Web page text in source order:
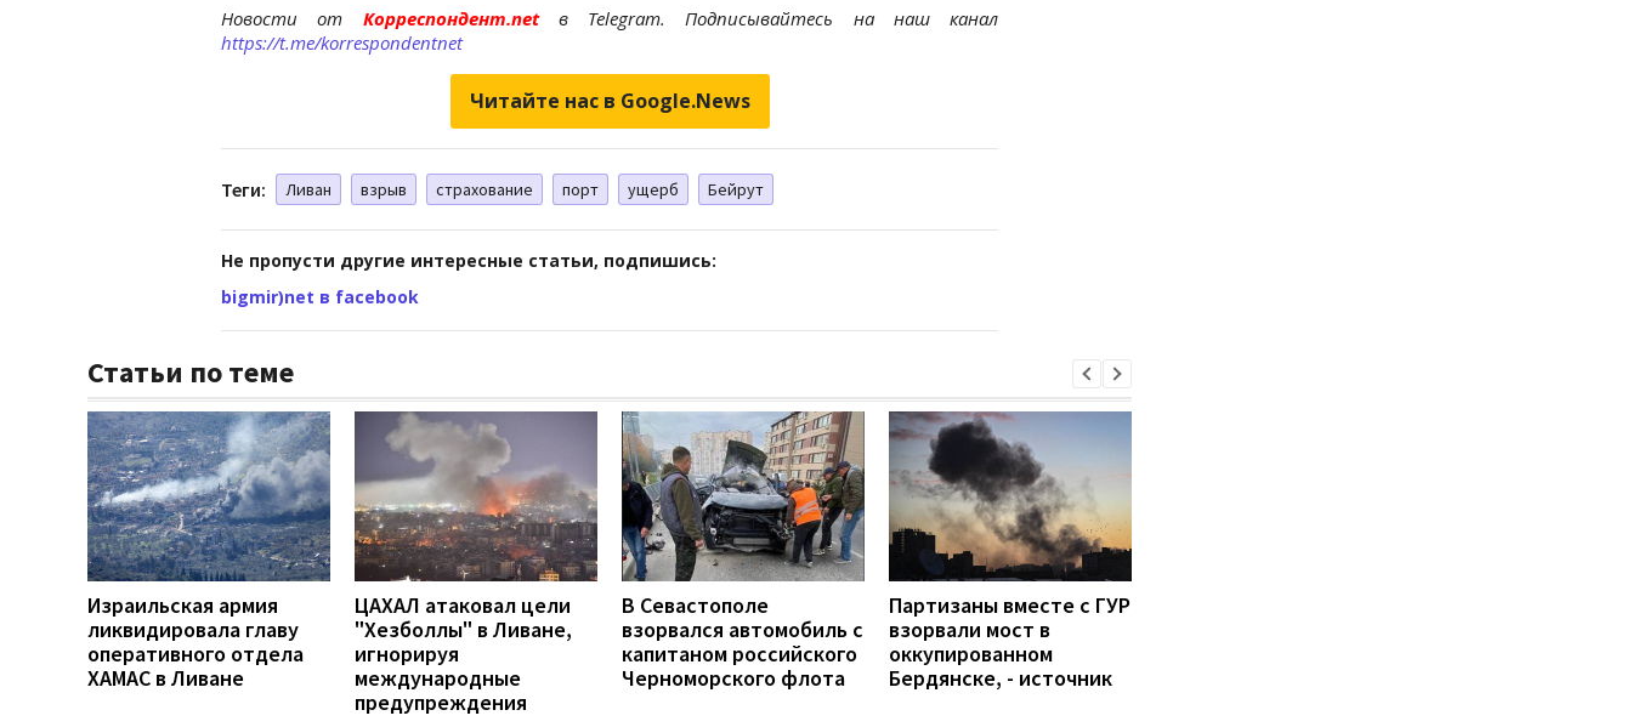
Новости от Корреспондент.net в Telegram. Подписывайтесь на наш канал
https://t.me/korrespondentnet
Читайте нас в Google.News
Теги: Ливан взрыв страхование порт ущерб Бейрут
Не пропусти другие интересные статьи, подпишись:
bigmir)net в facebook
Статьи по теме
Израильская армия
ликвидировала главу
оперативного отдела
ХАМАС в Ливане
ЦАХАЛ атаковал цели
"Хезболлы" в Ливане,
игнорируя
международные
предупреждения
В Севастополе
взорвался автомобиль с
капитаном российского
Черноморского флота
Партизаны вместе с ГУР
взорвали мост в
оккупированном
Бердянске, - источник